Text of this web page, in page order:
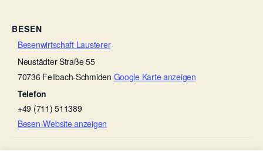
BESEN
Besenwirtschaft Lausterer
Neustädter Straße 55
70736 Fellbach-Schmiden Google Karte anzeigen
Telefon
+49 (711) 511389
Besen-Website anzeigen